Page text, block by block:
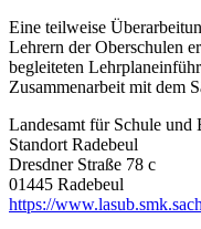
Eine teilweise
Lehrern der Oberschulen
begleiteten
Zusammenarbeit mit dem
Landesamt für Schule und
Standort Radebeul
Dresdner Straße 78 c
01445 Radebeul
https://